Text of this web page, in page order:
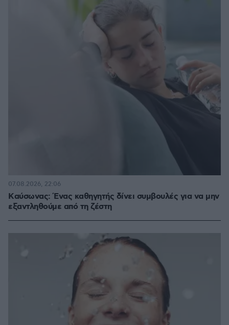
Kαύσωνας: Ένας καθηγητής δίνει συμβουλές για να μην
εξαντληθούμε από τη ζέστη
07.08.2026, 22:06